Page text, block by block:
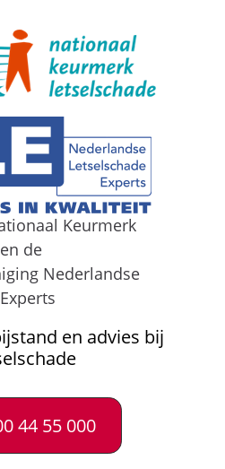
Keurmerk
de
Nederlandse
en advies bij
44 55 000